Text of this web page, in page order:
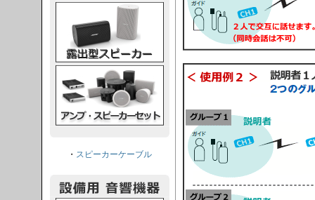
・ スピーカーケーブル